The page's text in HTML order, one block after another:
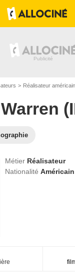
Réalisateur américain
Métier Réalisateur
NationalitéAméricain